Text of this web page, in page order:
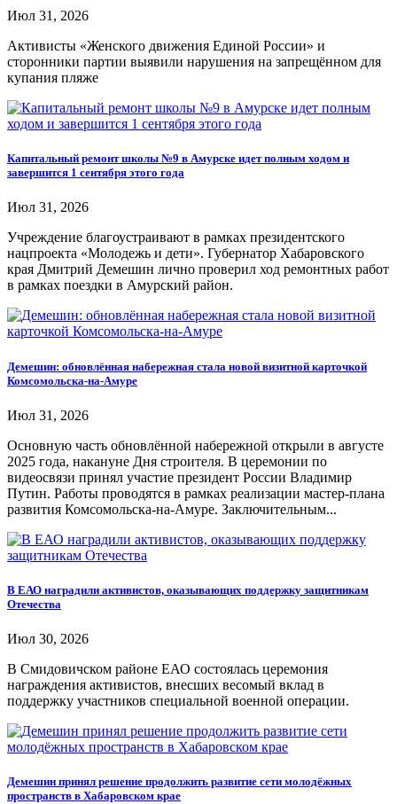
Июл 31, 2026
Активисты «Женского движения Единой России» и
сторонники партии выявили нарушения на запрещённом для
купания пляже
Капитальный ремонт школы №9 в Амурске идет полным ходом и
завершится 1 сентября этого года
Июл 31, 2026
Учреждение благоустраивают в рамках президентского
нацпроекта «Молодежь и дети». Губернатор Хабаровского
края Дмитрий Демешин лично проверил ход ремонтных работ
в рамках поездки в Амурский район.
Демешин: обновлённая набережная стала новой визитной карточкой
Комсомольска-на-Амуре
Июл 31, 2026
Основную часть обновлённой набережной открыли в августе
2025 года, накануне Дня строителя. В церемонии по
видеосвязи принял участие президент России Владимир
Путин. Работы проводятся в рамках реализации мастер-плана
развития Комсомольска-на-Амуре. Заключительным...
В ЕАО наградили активистов, оказывающих поддержку защитникам
Отечества
Июл 30, 2026
В Смидовичском районе ЕАО состоялась церемония
награждения активистов, внесших весомый вклад в
поддержку участников специальной военной операции.
Демешин принял решение продолжить развитие сети молодёжных
пространств в Хабаровском крае